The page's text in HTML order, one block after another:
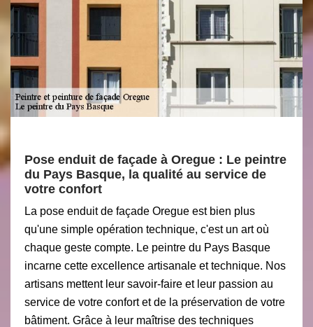
Pose enduit de façade à Oregue : Le peintre
du Pays Basque, la qualité au service de
votre confort
La pose enduit de façade Oregue est bien plus
qu'une simple opération technique, c'est un art où
chaque geste compte. Le peintre du Pays Basque
incarne cette excellence artisanale et technique. Nos
artisans mettent leur savoir-faire et leur passion au
service de votre confort et de la préservation de votre
bâtiment. Grâce à leur maîtrise des techniques